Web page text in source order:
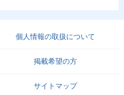
個人情報の取扱について
掲載希望の方
サイトマップ